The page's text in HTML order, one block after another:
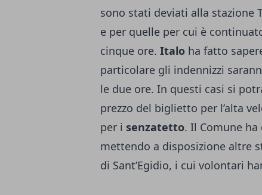
sono stati deviati alla stazione
e per quelle per cui è
cinque ore. Italo ha fatto
particolare gli indennizzi
le due ore. In questi casi si
prezzo del biglietto per l’alta
per i senzatetto. Il Comune
mettendo a disposizione altre
di Sant’Egidio, i cui volontari